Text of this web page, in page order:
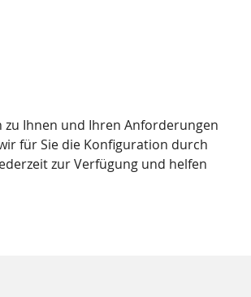
zu Ihnen und Ihren Anforderungen
für Sie die Konfiguration durch
zur Verfügung und helfen